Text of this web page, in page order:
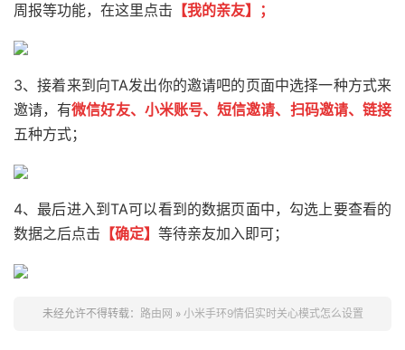
周报等功能，在这里点击 【我的亲友】；
3、接着来到向TA发出你的邀请吧的页面中选择一种方式来
邀请，有微信好友、小米账号、短信邀请、扫码邀请、链接
五种方式；
4、最后进入到TA可以看到的数据页面中，勾选上要查看的
数据之后点击 【确定】 等待亲友加入即可；
未经允许不得转载： 路由网 » 小米手环9情侣实时关心模式怎么设置